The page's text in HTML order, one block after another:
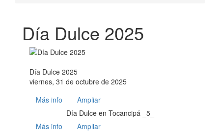
Día Dulce 2025
Día Dulce 2025
viernes, 31 de octubre de 2025
Más info
Ampliar
Día Dulce en Tocancipá _5_
Más info
Ampliar